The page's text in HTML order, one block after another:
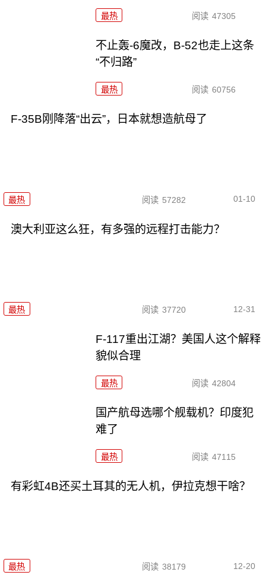
最热 阅读 47305
不止轰-6魔改，B-52也走上这条
“不归路”
最热 阅读 60756
F-35B刚降落“出云”，日本就想造航母了
最热 阅读 57282 01-10
澳大利亚这么狂，有多强的远程打击能力？
最热 阅读 37720 12-31
F-117重出江湖？美国人这个解释
貌似合理
最热 阅读 42804
国产航母选哪个舰载机？印度犯
难了
最热 阅读 47115
有彩虹4B还买土耳其的无人机，伊拉克想干啥？
最热 阅读 38179 12-20